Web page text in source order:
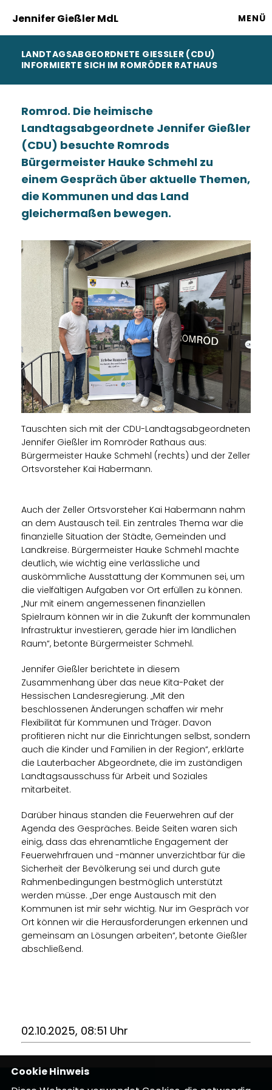
Jennifer Gießler MdL MENÜ
LANDTAGSABGEORDNETE GIESSLER (CDU) I
NFORMIERTE SICH IM ROMRÖDER RATHAUS
Romrod. Die heimische
Landtagsabgeordnete Jennifer Gießler
(CDU) besuchte Romrods
Bürgermeister Hauke Schmehl zu
einem Gespräch über aktuelle Themen,
die Kommunen und das Land
gleichermaßen bewegen.
Tauschten sich mit der CDU-Landtagsabgeordneten
Jennifer Gießler im Romröder Rathaus aus:
Bürgermeister Hauke Schmehl (rechts) und der Zeller
Ortsvorsteher Kai Habermann.
Auch der Zeller Ortsvorsteher Kai Habermann nahm
an dem Austausch teil. Ein zentrales Thema war die
finanzielle Situation der Städte, Gemeinden und
Landkreise. Bürgermeister Hauke Schmehl machte
deutlich, wie wichtig eine verlässliche und
auskömmliche Ausstattung der Kommunen sei, um
die vielfältigen Aufgaben vor Ort erfüllen zu können.
Nur mit einem angemessenen finanziellen
Spielraum können wir in die Zukunft der kommunalen
Infrastruktur investieren, gerade hier im ländlichen
Raum“, betonte Bürgermeister Schmehl.
Jennifer Gießler berichtete in diesem
Zusammenhang über das neue Kita-Paket der
Hessischen Landesregierung. „Mit den
beschlossenen Änderungen schaffen wir mehr
Flexibilität für Kommunen und Träger. Davon
profitieren nicht nur die Einrichtungen selbst, sondern
auch die Kinder und Familien in der Region“, erklärte
die Lauterbacher Abgeordnete, die im zuständigen
Landtagsausschuss für Arbeit und Soziales
mitarbeitet.
Darüber hinaus standen die Feuerwehren auf der
Agenda des Gespräches. Beide Seiten waren sich
einig, dass das ehrenamtliche Engagement der
Feuerwehrfrauen und -männer unverzichtbar für die
Sicherheit der Bevölkerung sei und durch gute
Rahmenbedingungen bestmöglich unterstützt
werden müsse. „Der enge Austausch mit den
Kommunen ist mir sehr wichtig. Nur im Gespräch vor
Ort können wir die Herausforderungen erkennen und
gemeinsam an Lösungen arbeiten“, betonte Gießler
abschließend.
02.10.2025, 08:51 Uhr
Cookie Hinweis